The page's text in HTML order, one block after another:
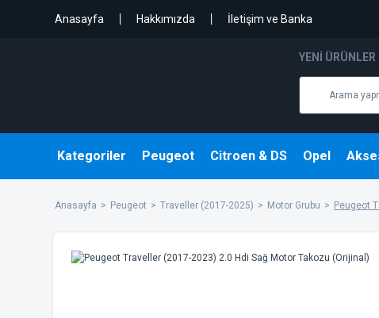
Anasayfa Hakkımızda İletişim ve Banka
YENI ÜRÜNLER
Kategoriler Peugeot Citroen & DS Opel
Anasayfa Peugeot Traveller (2017-2025) Motor Grubu Peugeot